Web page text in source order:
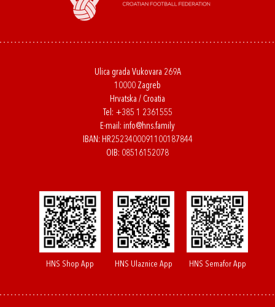
Ulica grada Vukovara 269A
10000 Zagreb
Hrvatska / Croatia
Tel: +385 1 2361555
E-mail: info@hns.family
IBAN: HR2523400091100187844
OIB: 08516152078
HNS Shop App HNS Ulaznice App HNS Semafor App